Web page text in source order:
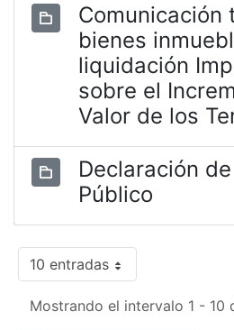
Comunicación
bienes
liquidación
sobre el
Valor de los
Declaración
Público
10 entradas
Mostrando el intervalo 1 - 10